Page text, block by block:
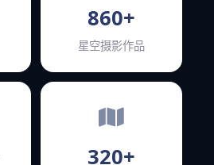
860+
星空摄影作品
320+